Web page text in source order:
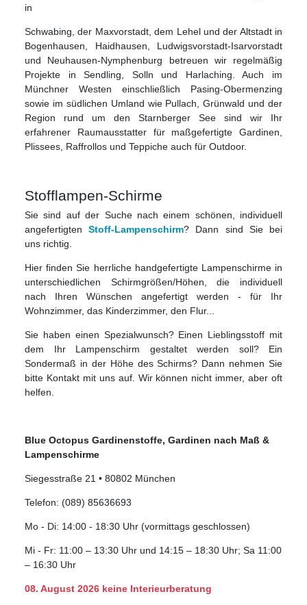
in
Schwabing, der Maxvorstadt, dem Lehel und der Altstadt in
Bogenhausen, Haidhausen, Ludwigsvorstadt-Isarvorstadt
und Neuhausen-Nymphenburg betreuen wir regelmäßig
Projekte in Sendling, Solln und Harlaching. Auch im
Münchner Westen einschließlich Pasing-Obermenzing
sowie im südlichen Umland wie Pullach, Grünwald und der
Region rund um den Starnberger See sind wir Ihr
erfahrener Raumausstatter für maßgefertigte Gardinen,
Plissees, Raffrollos und Teppiche auch für Outdoor.
Stofflampen-Schirme
Sie sind auf der Suche nach einem schönen, individuell
angefertigtenStoff-Lampenschirm? Dann sind Sie bei
uns richtig.
Hier finden Sie herrliche handgefertigte Lampenschirme in
unterschiedlichen Schirmgrößen/Höhen, die individuell
nach Ihren Wünschen angefertigt werden - für Ihr
Wohnzimmer, das Kinderzimmer, den Flur...
Sie haben einen Spezialwunsch? Einen Lieblingsstoff mit
dem Ihr Lampenschirm gestaltet werden soll? Ein
Sondermaß in der Höhe des Schirms? Dann nehmen Sie
bitte Kontakt mit uns auf. Wir können nicht immer, aber oft
helfen.
Blue Octopus Gardinenstoffe, Gardinen nach Maß &
Lampenschirme
Siegesstraße 21 • 80802 München
Telefon: (089) 85636693
Mo - Di: 14:00 - 18:30 Uhr (vormittags geschlossen)
Mi - Fr: 11:00 – 13:30 Uhr und 14:15 – 18:30 Uhr; Sa 11:00
– 16:30 Uhr
08. August 2026 keine Interieurberatung